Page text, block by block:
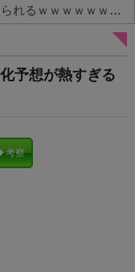
【画像】24歳の人妻さん、露天風呂で撮られるｗｗｗｗｗｗｗｗｗｗｗｗｗｗｗｗｗ
予想が熱すぎる
考察